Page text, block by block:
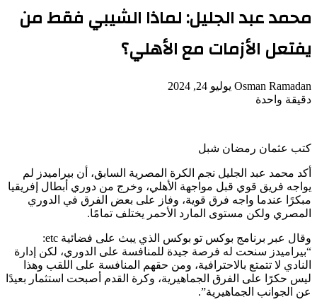
محمد عبد الجليل: لماذا الشيبي فقط من
يفتعل الأزمات مع الأهلي؟
Osman Ramadan أرسل
يوليو 24, 2024
دقيقة واحدة
كتب عثمان رمضان شبل
أكد محمد عبد الجليل نجم الكرة المصرية السابق، أن بيراميدز لم
يواجه فريق قوي قبل مواجهة الأهلي، وخرج من دوري أبطال إفريقيا
مبكرًا عندما واجه فرق قوية، وفاز على بعض الفرق في الدوري
المصري ولكن مستوى المارد الأحمر يختلف تمامًا.
وقال عبر برنامج بوكس تو بوكس الذي يبث على فضائية etc:
“بيراميدز سنحت له فرصة جيدة للمنافسة على الدوري، لكن إدارة
النادي لا تتمتع بالاحترافية، ومن حقهم المنافسة على اللقب وهذا
ليس حكرًا على الفرق الجماهيرية، وكرة القدم أصبحت استثمار بعيدًا
عن الجوانب الجماهيرية”.